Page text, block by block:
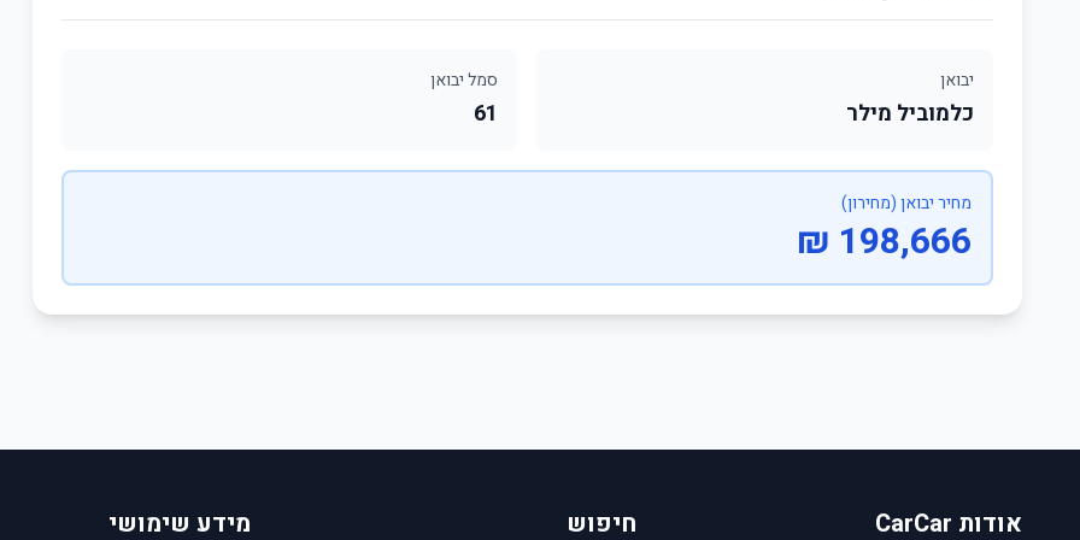
יבואן
כלמוביל מילר
סמל יבואן
61
מחיר יבואן (מחירון)
198,666 ₪
אודות CarCar חיפוש מידע שימושי